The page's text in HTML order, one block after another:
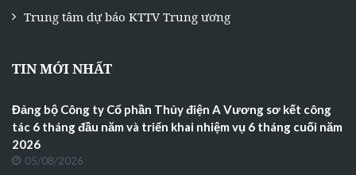
Trung tâm dự báo KTTV Trung ương
TIN MỚI NHẤT
Đảng bộ Công ty Cổ phần Thủy điện A Vương sơ kết công
tác 6 tháng đầu năm và triển khai nhiệm vụ 6 tháng cuối năm
2026
05/08/2026